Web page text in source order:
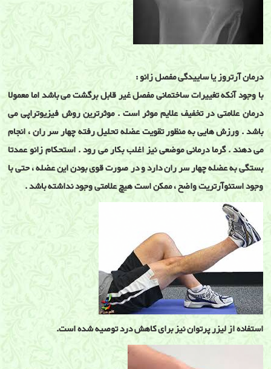
درمان آرتروز یا ساییدگی مفصل زانو :
با وجود آنکه تغییرات ساختمانی مفصل غیر قابل برگشت می باشد اما معمولا
درمان علامتی در تخفیف علایم موثر است . موثرترین روش فیزیوتراپی می
باشد . ورزش هایی به منظور تقویت عضله تحلیل رفته چهار سر ران ، انجام
می دهند . گرما درمانی موضعی نیز اغلب بکار می رود . استحکام زانو عمدتا
بستگی به عضله چهار سر ران دارد و در صورت قوی بودن این عضله ، حتی با
وجود استئوآرتریت واضح ، ممکن است هیچ علامتی وجود نداشته باشد .
استفاده از لیزر پرتوان نیز برای کاهش درد توصیه شده است.